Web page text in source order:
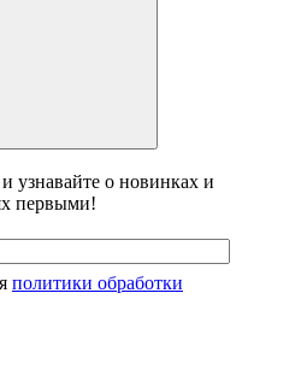
узнавайте о новинках и
первыми!
политики обработки